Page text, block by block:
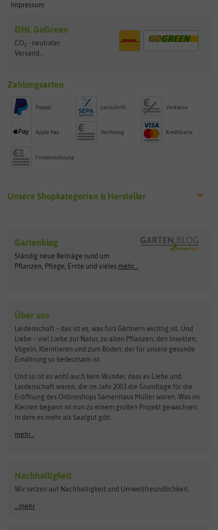
Impressum
DHL GoGreen
CO2 - neutraler
Versand...
Zahlungsarten
Paypal Lastschrift Vorkasse
Apple Pay Rechnung Kreditkarte
Firmenrechnung
Unsere Shopkategorien & Hersteller
Exotische Samen
Gemüsesamen
Gründünger
Kräutersamen
Obstsamen
Pilzbrut
Rasensamen
Steckzwiebeln
Zimmer & Kübelpflanzen
Kataloge
Schnäppchen
Anzucht & Gartenzubehör
Anzuchtschalen
Heizmatte & Heizkabel
Kokos-Quelltabletten
Zimmergewächshaus
Arche Noah
ASB Greenworld
Benary
Bingenheimer Saatgut
Bionana
BIOWOL
Blumicorn
Bûten Birds
Carl Pabst
Clever Pots
COMPO
Dürr-Samen
Feldsaaten Freudenberger
Fertil
Flora Elite
Florissa
Flortis
Hortitops
Gartenblog
Ständig neue Beiträge rund um
Pflanzen, Pflege, Ernte und vieles mehr...
Über uns
Leidenschaft – das ist es, was fürs Gärtnern wichtig ist. Und
Liebe – viel Liebe zur Natur, zu allen Pflanzen, den Insekten,
Vögeln, Kleintieren und zum Boden, der für unsere gesunde
Ernährung so bedeutsam ist.
Und so ist es wohl auch kein Wunder, dass es Liebe und
Leidenschaft waren, die im Jahr 2003 die Grundlage für die
Eröffnung des Onlineshops Samenhaus Müller waren. Was im
Kleinen begann ist nun zu einem großen Projekt gewachsen,
in dem es mehr als Saatgut gibt.
mehr...
Nachhaltigkeit
Wir setzen auf Nachhaltigkeit und Umweltfreundlichkeit.
...mehr